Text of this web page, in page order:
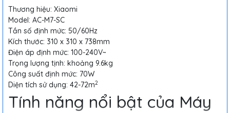
Thương hiệu: Xiaomi
Model: AC-M7-SC
Tần số định mức: 50/60Hz
Kích thước: 310 x 310 x 738mm
Điện áp định mức: 100-240V~
Trọng lượng tịnh: khoảng 9.6kg
Công suất định mức: 70W
Diện tích sử dụng: 42-72m2
Tính năng nổi bật của Máy